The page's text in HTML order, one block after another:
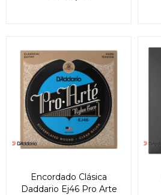
Encordado Clásica
Daddario Ej46 Pro Arte